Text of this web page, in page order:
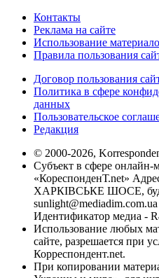
Контакты
Реклама на сайте
Использование
Правила пользования
Договор пользования
Политика в сфере
данных
Пользовательское
Редакция
© 2000-2026,
Субъект в сфере онлайн-
«КореспонденТ.net»
ХАРКІВСЬКЕ ШОСЕ,
sunlight@mediadim.com.ua
Идентификатор медиа -
Использование любых
сайте, разрешается при
Корреспондент.net.
При копировании